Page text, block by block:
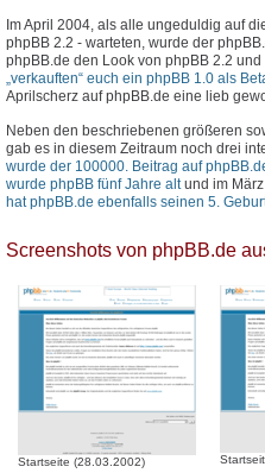
Im April 2004, als alle ungeduldig auf
phpBB 2.2 - warteten, wurde der
phpBB.de den Look von phpBB 2.2 und
„verkauften“ euch ein phpBB 1.0 als
Aprilscherz auf phpBB.de eine lieb
Neben den beschriebenen größeren
gab es in diesem Zeitraum noch drei
wurde der 100000. Beitrag auf
wurde phpBB fünf Jahre altund im
hat phpBB.de ebenfalls seinen 5.
Screenshots von phpBB.de
Startseite (28.03.2002)